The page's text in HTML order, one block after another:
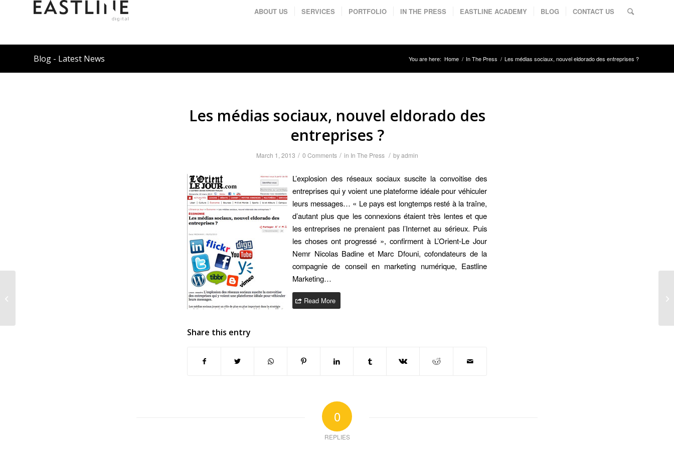
ABOUT US SERVICES PORTFOLIO IN THE PRESS EASTLINE ACADEMY BLOG CONTACT US
Blog - Latest News You are here: Home / In The Press / Les médias sociaux, nouvel eldorado des entreprises ?
Les médias sociaux, nouvel eldorado des
entreprises ?
March 1, 2013 / 0 Comments / in In The Press / byadmin
L’explosion des réseaux sociaux suscite la convoitise des
entreprises qui y voient une plateforme idéale pour véhiculer
leurs messages… « Le pays est longtemps resté à la traîne,
d’autant plus que les connexions étaient très lentes et que
les entreprises ne prenaient pas l’Internet au sérieux. Puis
les choses ont progressé », confirment à L’Orient-Le Jour
Nemr Nicolas Badine et Marc Dfouni, cofondateurs de la
compagnie de conseil en marketing numérique, Eastline
Marketing…
Read More
Share this entry
0
REPLIES